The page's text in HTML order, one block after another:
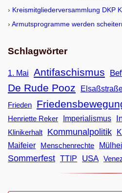
Kreis­mit­glie­der­ver­samm­lung DKP
Armuts­pro­gramme wer­den
Schlagwörter
1. Mai Antifaschismus
De Rude Pooz
Frieden
Henriette Reker
Imperialismus
Klinikerhalt Kommunalpolitik
Maifeier
Menschenrechte
Sommerfest TTIP USA